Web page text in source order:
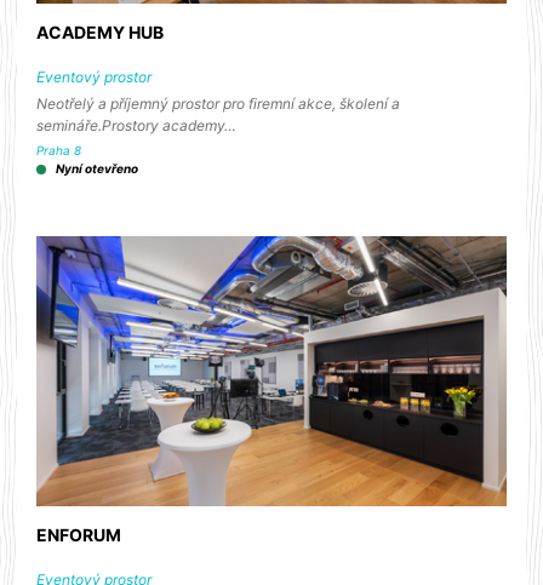
ACADEMY HUB
Eventový prostor
Neotřelý a příjemný prostor pro firemní akce, školení a
semináře.Prostory academy…
Praha 8
Nyní otevřeno
ENFORUM
Eventový prostor